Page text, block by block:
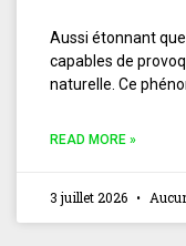
Aussi étonnant
capables de
naturelle. Ce
READ MORE »
3 juillet 2026